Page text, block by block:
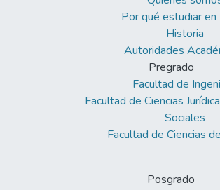
Por qué estudiar en
Historia
Autoridades
Pregrado
Facultad de
Facultad de Ciencias
Sociales
Facultad de Ciencias
Posgrado